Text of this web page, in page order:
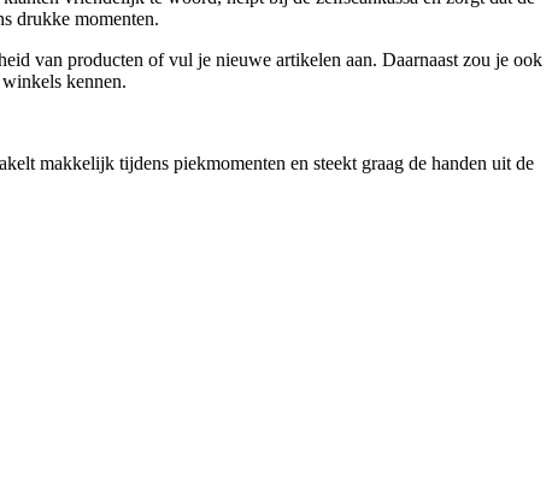
drukke momenten.
van producten of vul je nieuwe artikelen aan. Daarnaast zou je ook
kennen.
makkelijk tijdens piekmomenten en steekt graag de handen uit de